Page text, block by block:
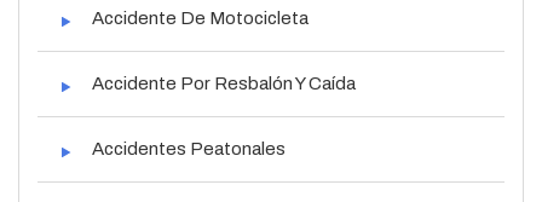
Accidente De Motocicleta
Accidente Por Resbalón Y Caída
Accidentes Peatonales